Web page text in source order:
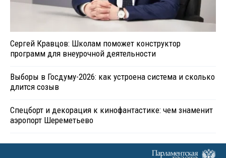
Сергей Кравцов: Школам поможет конструктор
программ для внеурочной деятельности
Выборы в Госдуму-2026: как устроена система и сколько
длится созыв
Спецборт и декорация к кинофантастике: чем знаменит
аэропорт Шереметьево